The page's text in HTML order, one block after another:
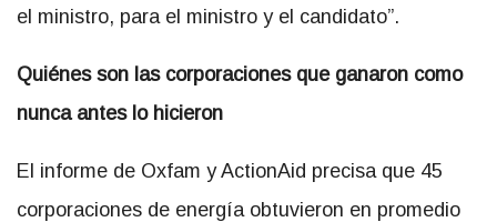
el ministro, para el ministro y el candidato”.
Quiénes son las corporaciones que ganaron como
nunca antes lo hicieron
El informe de Oxfam y ActionAid precisa que 45
corporaciones de energía obtuvieron en promedio